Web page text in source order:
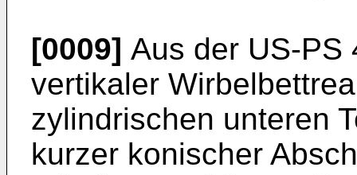
[0009] Aus der US-PS
vertikaler
zylindrischen unteren
kurzer konischer